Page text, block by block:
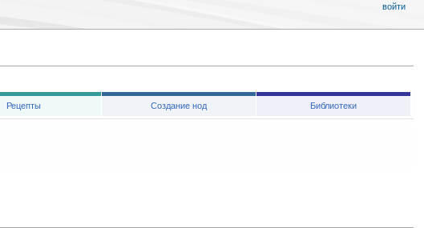
Рецепты Создание нод Библиотеки
войти